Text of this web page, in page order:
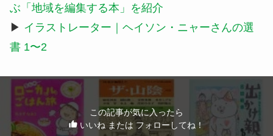
ぶ「地域を編集する本」を紹介
▶ イラストレーター｜ヘイソン・ニャーさんの選
書 1〜2
この記事が気に入ったら
いいね または フォローしてね！